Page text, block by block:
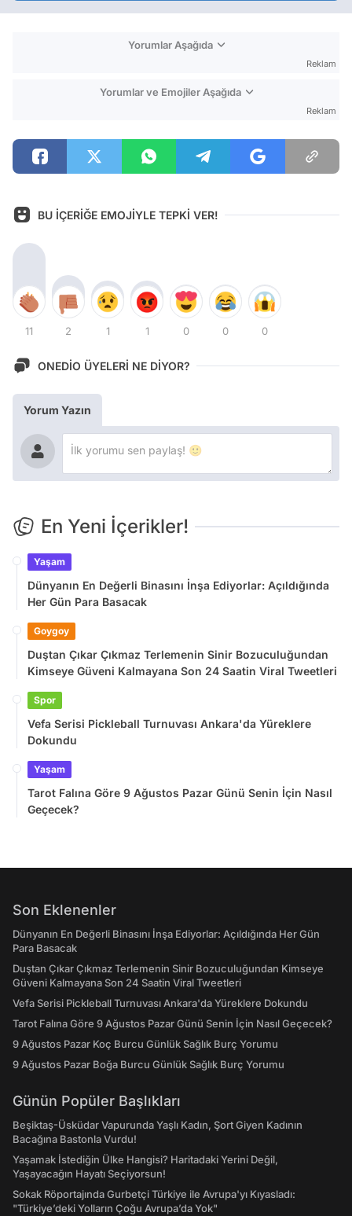
Yorumlar Aşağıda
Reklam
Yorumlar ve Emojiler Aşağıda
Reklam
BU İÇERİĞE EMOJİYLE TEPKİ VER!
11 2 1 1 0 0 0
ONEDİO ÜYELERİ NE DİYOR?
Yorum Yazın
En Yeni İçerikler!
Yaşam
Dünyanın En Değerli Binasını İnşa Ediyorlar: Açıldığında
Her Gün Para Basacak
Goygoy
Duştan Çıkar Çıkmaz Terlemenin Sinir Bozuculuğundan
Kimseye Güveni Kalmayana Son 24 Saatin Viral Tweetleri
Spor
Vefa Serisi Pickleball Turnuvası Ankara'da Yüreklere
Dokundu
Yaşam
Tarot Falına Göre 9 Ağustos Pazar Günü Senin İçin Nasıl
Geçecek?
Son Eklenenler
Dünyanın En Değerli Binasını İnşa Ediyorlar: Açıldığında Her Gün
Para Basacak
Duştan Çıkar Çıkmaz Terlemenin Sinir Bozuculuğundan Kimseye
Güveni Kalmayana Son 24 Saatin Viral Tweetleri
Vefa Serisi Pickleball Turnuvası Ankara'da Yüreklere Dokundu
Tarot Falına Göre 9 Ağustos Pazar Günü Senin İçin Nasıl Geçecek?
9 Ağustos Pazar Koç Burcu Günlük Sağlık Burç Yorumu
9 Ağustos Pazar Boğa Burcu Günlük Sağlık Burç Yorumu
Günün Popüler Başlıkları
Beşiktaş-Üsküdar Vapurunda Yaşlı Kadın, Şort Giyen Kadının
Bacağına Bastonla Vurdu!
Yaşamak İstediğin Ülke Hangisi? Haritadaki Yerini Değil,
Yaşayacağın Hayatı Seçiyorsun!
Sokak Röportajında Gurbetçi Türkiye ile Avrupa'yı Kıyasladı:
"Türkiye’deki Yolların Çoğu Avrupa’da Yok"